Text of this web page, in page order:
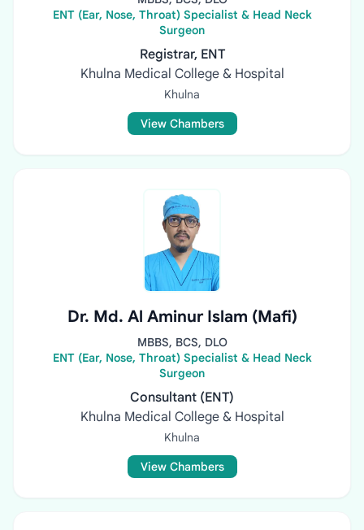
ENT (Ear, Nose, Throat) Specialist & Head Neck
Surgeon
Registrar, ENT
Khulna Medical College & Hospital
Khulna
View Chambers
Dr. Md. Al Aminur Islam (Mafi)
MBBS, BCS, DLO
ENT (Ear, Nose, Throat) Specialist & Head Neck
Surgeon
Consultant (ENT)
Khulna Medical College & Hospital
Khulna
View Chambers